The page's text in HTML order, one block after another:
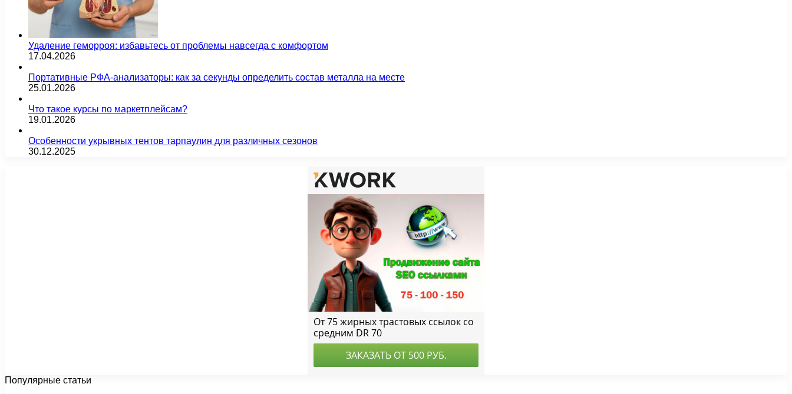
Удаление геморроя: избавьтесь от проблемы навсегда с комфортом
17.04.2026
Портативные РФА-анализаторы: как за секунды определить состав металла на месте
25.01.2026
Что такое курсы по маркетплейсам?
19.01.2026
Особенности укрывных тентов тарпаулин для различных сезонов
30.12.2025
Популярные статьи